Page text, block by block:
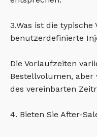
3.Was ist die
benutzerdefinierte
Die Vorlaufzeiten
Bestellvolumen,
des vereinbarten
4. Bieten Sie After-